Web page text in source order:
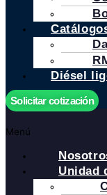
Diésel
Solicitar cotización
Menú
Unidad